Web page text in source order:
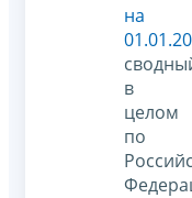
на
в
целом
по